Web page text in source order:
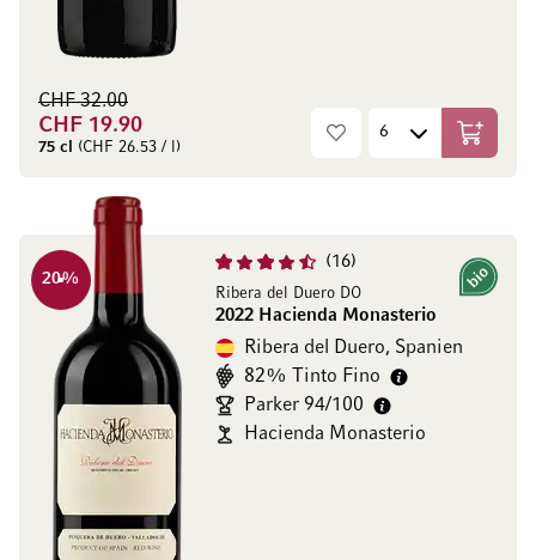
CHF 19.90
CHF 32.00
75 cl (CHF 26.53 / l) In den
16
Ribera del Duero DO
2022 Hacienda Monasterio
20% Bio
Ribera del Duero, Spanien
82% Tinto Fino
Parker 94/100
Hacienda Monasterio